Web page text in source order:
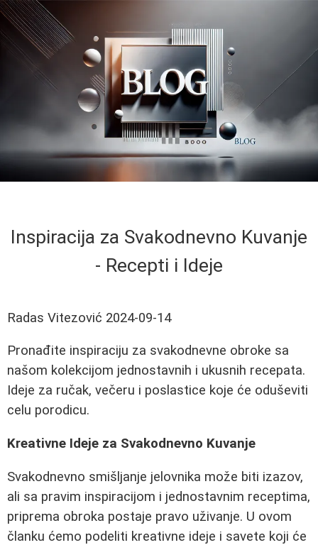
Inspiracija za Svakodnevno Kuvanje
- Recepti i Ideje
Radas Vitezović 2024-09-14
Pronađite inspiraciju za svakodnevne obroke sa
našom kolekcijom jednostavnih i ukusnih recepata.
Ideje za ručak, večeru i poslastice koje će oduševiti
celu porodicu.
Kreativne Ideje za Svakodnevno Kuvanje
Svakodnevno smišljanje jelovnika može biti izazov,
ali sa pravim inspiracijom i jednostavnim receptima,
priprema obroka postaje pravo uživanje. U ovom
članku ćemo podeliti kreativne ideje i savete koji će